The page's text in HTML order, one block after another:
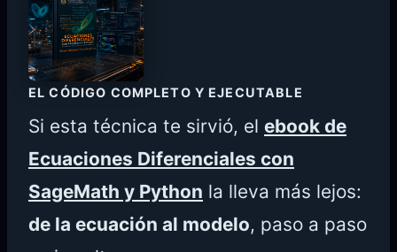
EL CÓDIGO COMPLETO Y EJECUTABLE
Si esta técnica te sirvió, el ebook de
Ecuaciones Diferenciales con
SageMath y Python la lleva más lejos:
de la ecuación al modelo, paso a paso